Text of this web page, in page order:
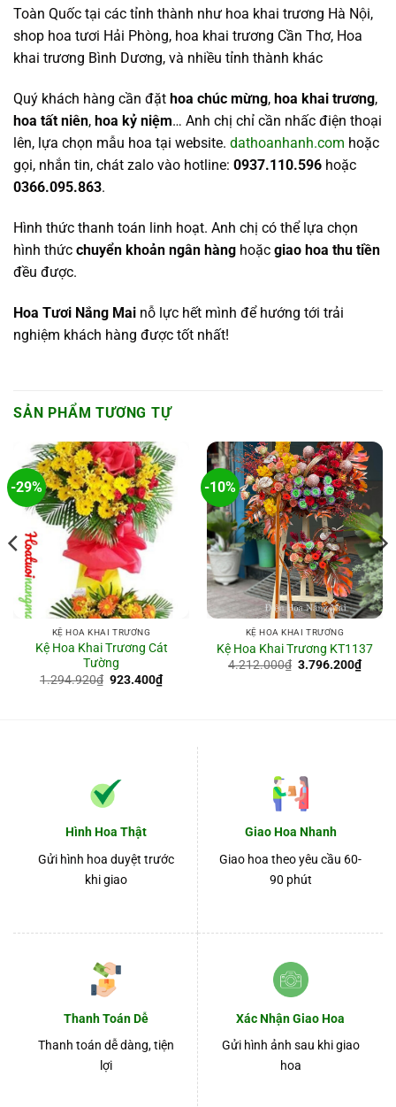
Toàn Quốc tại các tỉnh thành như hoa khai trương Hà Nội,
shop hoa tươi Hải Phòng, hoa khai trương Cần Thơ, Hoa
khai trương Bình Dương, và nhiều tỉnh thành khác
Quý khách hàng cần đặt hoa chúc mừng, hoa khai trương,
hoa tất niên, hoa kỷ niệm… Anh chị chỉ cần nhấc điện thoại
lên, lựa chọn mẫu hoa tại website. dathoanhanh.com hoặc
gọi, nhắn tin, chát zalo vào hotline: 0937.110.596 hoặc
0366.095.863.
Hình thức thanh toán linh hoạt. Anh chị có thể lựa chọn
hình thức chuyển khoản ngân hàng hoặc giao hoa thu tiền
đều được.
Hoa Tươi Nắng Mai nỗ lực hết mình để hướng tới trải
nghiệm khách hàng được tốt nhất!
SẢN PHẨM TƯƠNG TỰ
-29%
KỆ HOA KHAI TRƯƠNG
Kệ Hoa Khai Trương Cát
Tường
1.294.920₫ Giá
923.400₫Giá
hiện
-10%
KỆ HOA KHAI TRƯƠNG
Kệ Hoa Khai Trương KT1137
4.212.000₫ Giá
3.796.200₫Giá
hiện
Hình Hoa Thật
Gửi hình hoa duyệt trước
khi giao
Giao Hoa Nhanh
Giao hoa theo yêu cầu 60-
90 phút
Thanh Toán Dễ
Thanh toán dễ dàng, tiện
lợi
Xác Nhận Giao Hoa
Gửi hình ảnh sau khi giao
hoa